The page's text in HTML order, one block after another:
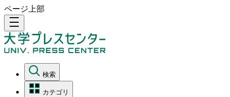
ページ上部
density_medium
検索
カテゴリ